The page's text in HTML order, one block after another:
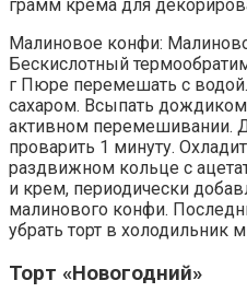
грамм крема для
Малиновое конфи:
Бескислотный
г Пюре перемешать с
сахаром. Всыпать
активном перемешивании.
проварить 1 минуту.
раздвижном кольце с
и крем, периодически
малинового конфи.
убрать торт в холодильник
Торт «Новогодний»